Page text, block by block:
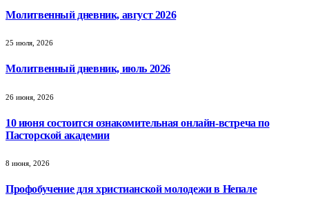
Молитвенный дневник, август 2026
25 июля, 2026
Молитвенный дневник, июль 2026
26 июня, 2026
10 июня состоится ознакомительная онлайн-встреча по
Пасторской академии
8 июня, 2026
Профобучение для христианской молодежи в Непале